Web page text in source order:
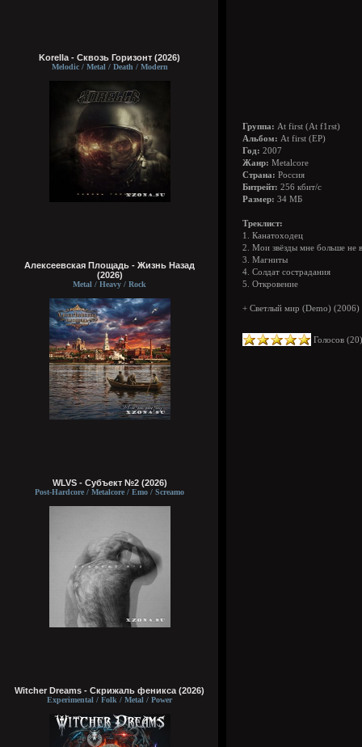
Korella - Сквозь Горизонт (2026)
Melodic / Metal / Death / Modern
Алексеевская Площадь - Жизнь Назад
(2026)
Metal / Heavy / Rock
WLVS - Субъект №2 (2026)
Post-Hardcore / Metalcore / Emo / Screamo
Witcher Dreams - Скрижаль феникса (2026)
Experimental / Folk / Metal / Power
Группа: At first (At f1rst)
Альбом: At first (EP)
Год: 2007
Жанр: Metalcore
Страна: Россия
Битрейт: 256 кбит/с
Размер: 34 МБ
Треклист:
1. Канатоходец
2. Мои звёзды мне больше не
3. Магниты
4. Солдат сострадания
5. Откровение
+ Светлый мир (Demo) (2006)
Голосов (20